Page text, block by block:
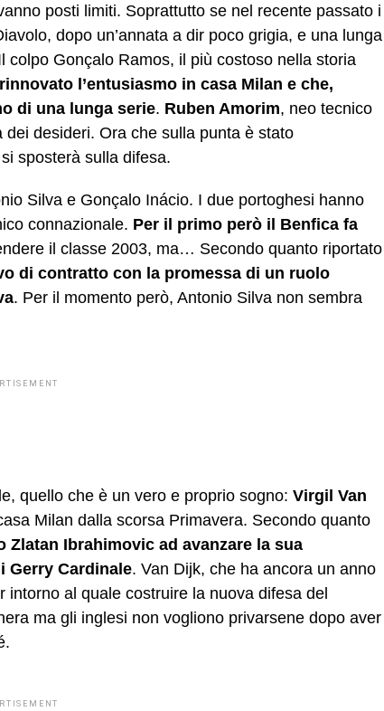
posti limiti. Soprattutto se nel recente passato i
dopo un’annata a dir poco grigia, e una lunga
Gonçalo Ramos, il più costoso nella storia
rinnovato l’entusiasmo in casa Milan e che,
di una lunga serie. Ruben Amorim, neo tecnico
dei desideri. Ora che sulla punta è stato
sposterà sulla difesa.
Silva e Gonçalo Inácio. I due portoghesi hanno
connazionale. Per il primo però il Benfica fa
il classe 2003, ma… Secondo quanto riportato
di contratto con la promessa di un ruolo
. Per il momento però, Antonio Silva non sembra
quello che è un vero e proprio sogno: Virgil Van
Milan dalla scorsa Primavera. Secondo quanto
Zlatan Ibrahimovic ad avanzare la sua
Gerry Cardinale. Van Dijk, che ha ancora un anno
al quale costruire la nuova difesa del
ma gli inglesi non vogliono privarsene dopo aver